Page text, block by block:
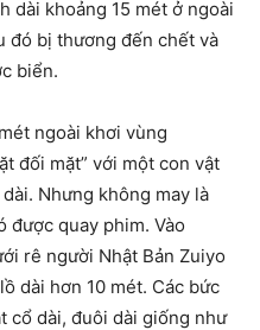
dài khoảng 15 mét ở ngoài
đó bị thương đến chết và
biển.
ngoài khơi vùng
đối mặt” với một con vật
Nhưng không may là
được quay phim. Vào
rê người Nhật Bản Zuiyo
dài hơn 10 mét. Các bức
cổ dài, đuôi dài giống như